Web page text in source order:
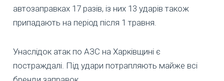
автозаправках 17 разів, із них 13 ударів також
припадають на період після 1 травня.
Унаслідок атак по АЗС на Харківщині є
постраждалі. Під удари потрапляють майже всі